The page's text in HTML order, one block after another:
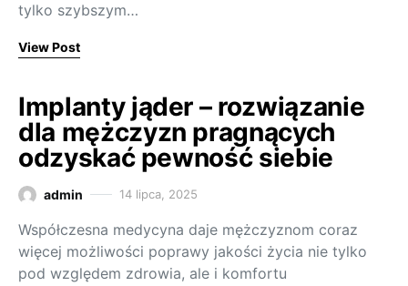
tylko szybszym…
View Post
Implanty jąder – rozwiązanie
dla mężczyzn pragnących
odzyskać pewność siebie
admin 14 lipca, 2025
Współczesna medycyna daje mężczyznom coraz
więcej możliwości poprawy jakości życia nie tylko
pod względem zdrowia, ale i komfortu